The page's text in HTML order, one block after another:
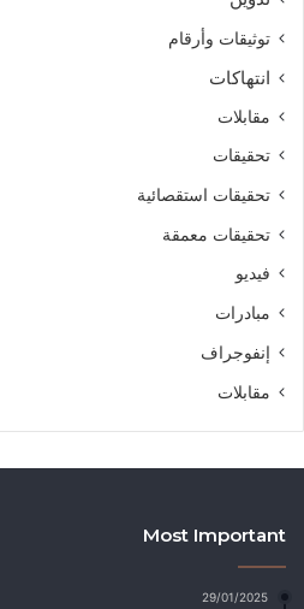
توثيقات وأرقام
انتهاكات
مقابلات
تحقيقات
تحقيقات استقصائية
تحقيقات معمقة
فيديو
مبادرات
إنفوجراف
مقابلات
Most Important
29/01/2025